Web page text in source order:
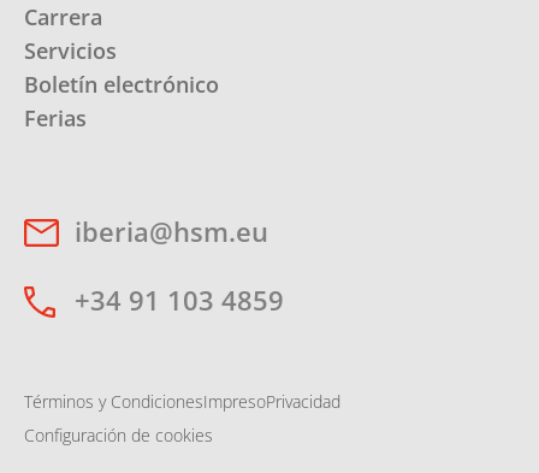
Carrera
Servicios
Boletín electrónico
Ferias
iberia@hsm.eu
+34 91 103 4859
Términos y CondicionesImpresoPrivacidad
Configuración de cookies